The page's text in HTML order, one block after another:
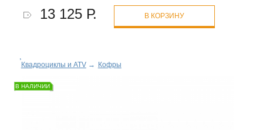
13 125 Р. В КОРЗИНУ
Квадроциклы и ATV→ Кофры
В НАЛИЧИИ